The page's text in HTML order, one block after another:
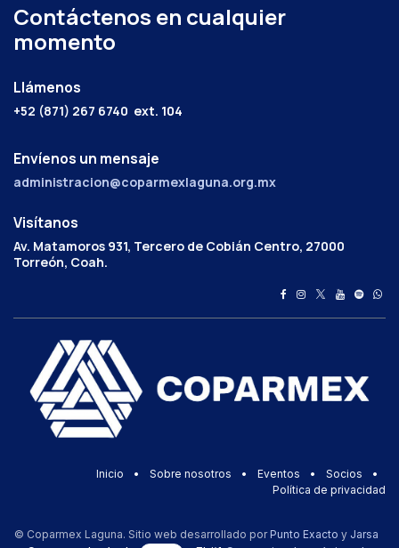
Contáctenos en cualquier
momento
Llámenos
+52 (871) 267 6740 ext. 104
Envíenos un mensaje
administracion@coparmexlaguna.org.mx
Visítanos
Av. Matamoros 931, Tercero de Cobián Centro, 27000
Torreón, Coah.
Inicio • Sobre nosotros • Eventos • Socios
•
Política de privacidad
© Coparmex Laguna. Sitio web desarrollado por Punto Exacto y Jarsa